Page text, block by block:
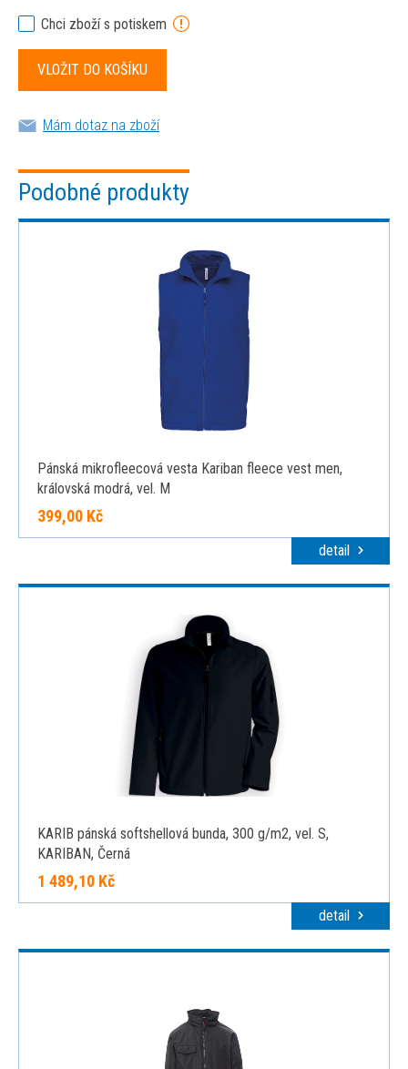
Chci zboží s potiskem
Mám dotaz na zboží
Podobné produkty
Pánská mikrofleecová vesta Kariban fleece vest men,
královská modrá, vel. M
399,00 Kč
detail
KARIB pánská softshellová bunda, 300 g/m2, vel. S,
KARIBAN, Černá
1 489,10 Kč
detail